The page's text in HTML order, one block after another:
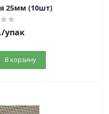
25мм (10шт)
/упак
В корзину